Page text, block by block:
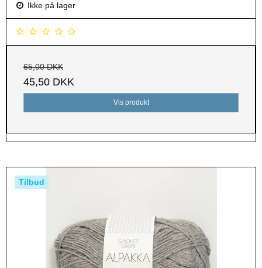
Ikke på lager
65,00 DKK
45,50 DKK
Vis produkt
Tilbud